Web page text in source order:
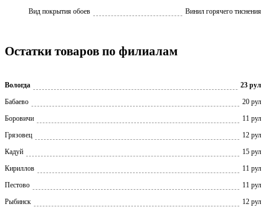
Вид покрытия обоев
Винил горячего тиснения
Остатки товаров по филиалам
Вологда
23 рул
Бабаево
20 рул
Боровичи
11 рул
Грязовец
12 рул
Кадуй
15 рул
Кириллов
11 рул
Пестово
11 рул
Рыбинск
12 рул